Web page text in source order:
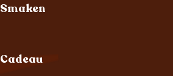
Smaken
Cadeau